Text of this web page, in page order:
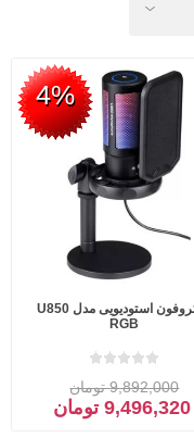
4%
میکروفون استودیویی مدل U850
RGB
9,892,000 تومان
9,496,320 تومان